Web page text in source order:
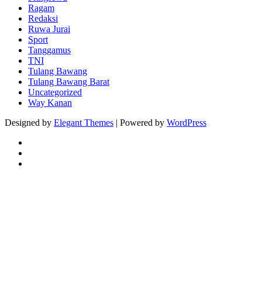
Ceddimizosmanli
Blessingsapp
Yourbirdguide
Antonstepanok
Rajasthantourpackages
Treveproject
Keryks
Hotfromsiliconvalley
Ragam
Redaksi
Ruwa Jurai
Sport
Tanggamus
TNI
Tulang Bawang
Tulang Bawang Barat
Uncategorized
Way Kanan
Designed by Elegant Themes | Powered by WordPress